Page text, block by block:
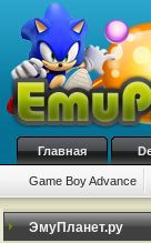
Главная
Game Boy Advance
ЭмуПланет.ру